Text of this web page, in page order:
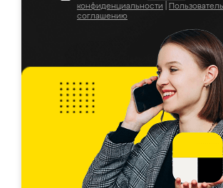
конфиденциальности
соглашению